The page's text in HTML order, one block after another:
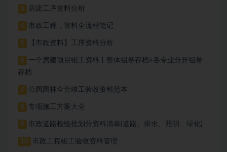
3 房建工序资料分析
4 市政工程，资料全流程笔记
5 【市政资料】工序资料分析
6
一个房建项目竣工资料丨整体组卷存档+各专业分开组卷
存档
7 公园园林全套竣工验收资料范本
8 专项施工方案大全
9 市政道路检验批划分资料清单(道路、排水、照明、绿化)
10 市政工程竣工验收资料管理